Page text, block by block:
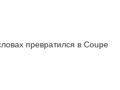
превратился в Coupe